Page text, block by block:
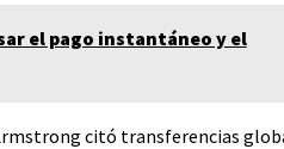
el pago instantáneo y el
citó transferencias